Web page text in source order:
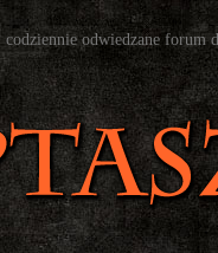
odwiedzane forum